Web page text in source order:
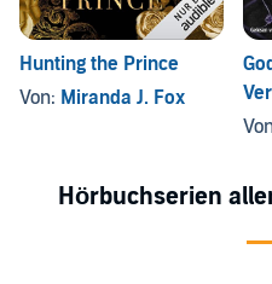
Hunting the Prince
Von: Miranda J. Fox
Hörbuchserien